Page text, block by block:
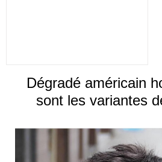
Dégradé américain
sont les variantes